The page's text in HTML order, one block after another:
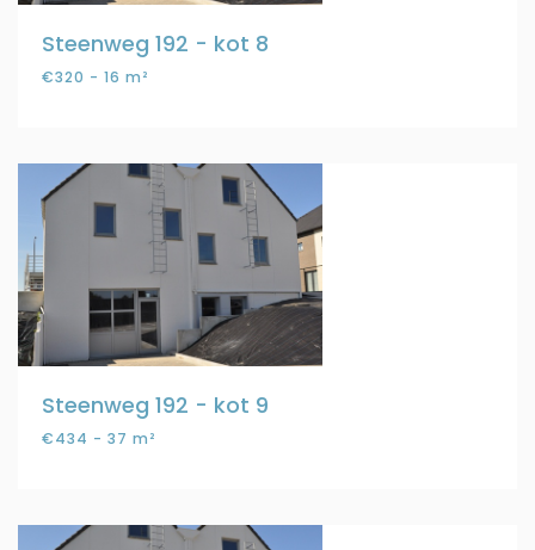
Steenweg 192 - kot 8
€320 - 16 m²
Steenweg 192 - kot 9
€434 - 37 m²